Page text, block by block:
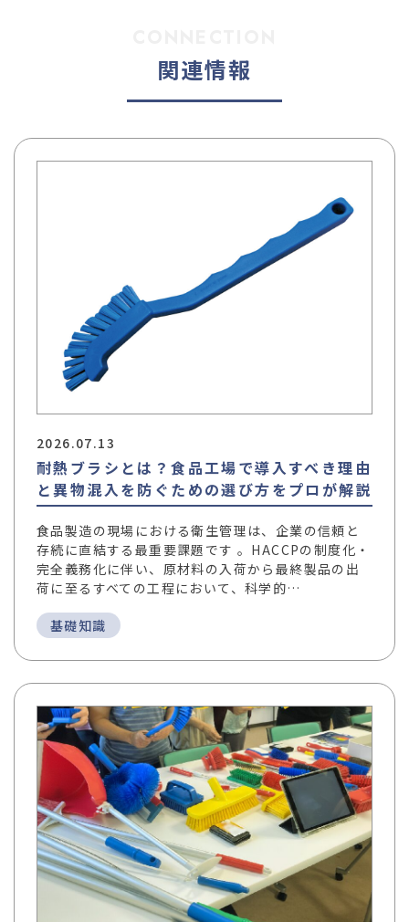
関連情報
2026.07.13
耐熱ブラシとは？食品工場で導入すべき理由
と異物混入を防ぐための選び方をプロが解説
食品製造の現場における衛生管理は、企業の信頼と
存続に直結する最重要課題です 。HACCPの制度化・
完全義務化に伴い、原材料の入荷から最終製品の出
荷に至るすべての工程において、科学的…
基礎知識